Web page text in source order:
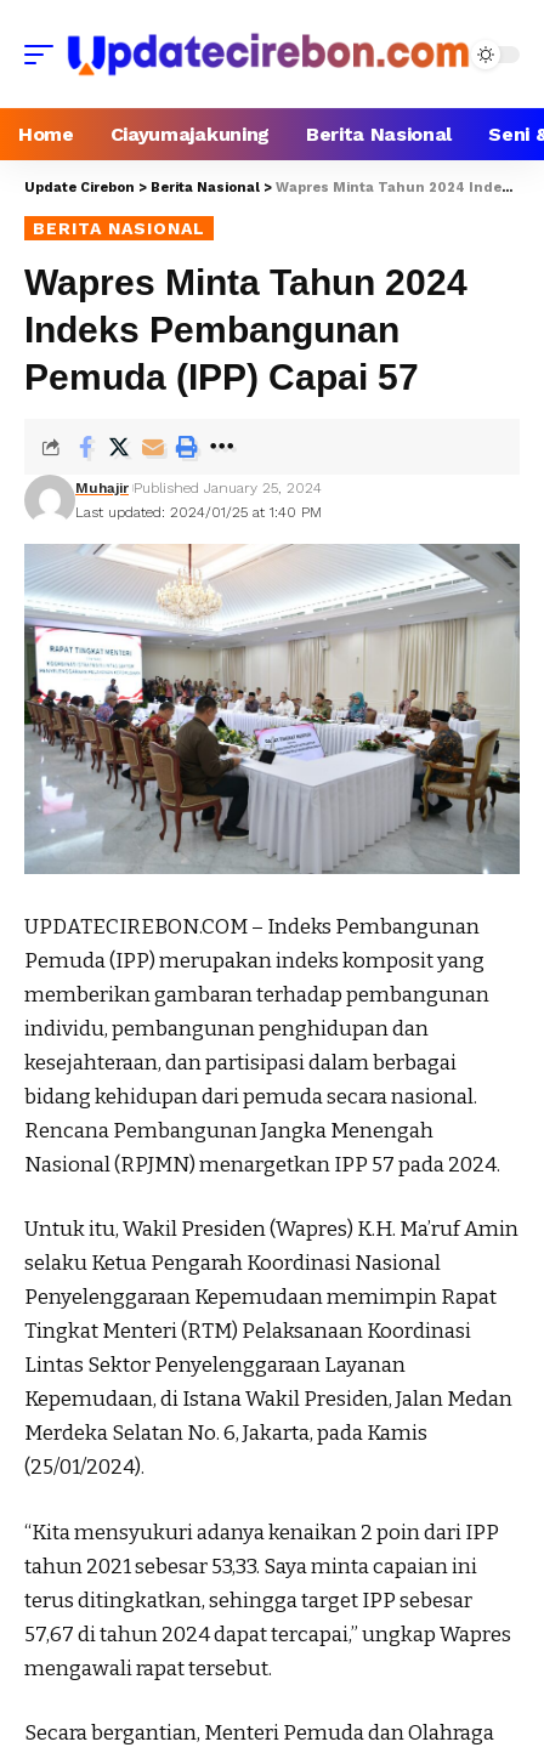
Home Ciayumajakuning Berita Nasional Seni
Update Cirebon > Berita Nasional > Wapres Minta Tahun 2024 Indeks Pembangunan Pemuda (IPP) Capai 57
BERITA NASIONAL
Wapres Minta Tahun 2024
Indeks Pembangunan
Pemuda (IPP) Capai 57
Last updated: 2024/01/25 at 1:40 PM
Muhajir Published January 25, 2024
UPDATECIREBON.COM – Indeks Pembangunan
Pemuda (IPP) merupakan indeks komposit yang
memberikan gambaran terhadap pembangunan
individu, pembangunan penghidupan dan
kesejahteraan, dan partisipasi dalam berbagai
bidang kehidupan dari pemuda secara nasional.
Rencana Pembangunan Jangka Menengah
Nasional (RPJMN) menargetkan IPP 57 pada 2024.
Untuk itu, Wakil Presiden (Wapres) K.H. Ma’ruf Amin
selaku Ketua Pengarah Koordinasi Nasional
Penyelenggaraan Kepemudaan memimpin Rapat
Tingkat Menteri (RTM) Pelaksanaan Koordinasi
Lintas Sektor Penyelenggaraan Layanan
Kepemudaan, di Istana Wakil Presiden, Jalan Medan
Merdeka Selatan No. 6, Jakarta, pada Kamis
(25/01/2024).
“Kita mensyukuri adanya kenaikan 2 poin dari IPP
tahun 2021 sebesar 53,33. Saya minta capaian ini
terus ditingkatkan, sehingga target IPP sebesar
57,67 di tahun 2024 dapat tercapai,” ungkap Wapres
mengawali rapat tersebut.
Secara bergantian, Menteri Pemuda dan Olahraga